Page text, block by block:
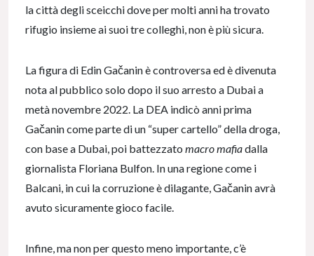
la città degli sceicchi dove per molti anni ha trovato
rifugio insieme ai suoi tre colleghi, non è più sicura.
La figura di Edin Gačanin è controversa ed è divenuta
nota al pubblico solo dopo il suo arresto a Dubai a
metà novembre 2022. La DEA indicò anni prima
Gačanin come parte di un “super cartello” della droga,
con base a Dubai, poi battezzato macro mafiadalla
giornalista Floriana Bulfon. In una regione come i
Balcani, in cui la corruzione è dilagante, Gačanin avrà
avuto sicuramente gioco facile.
Infine, ma non per questo meno importante, c’è